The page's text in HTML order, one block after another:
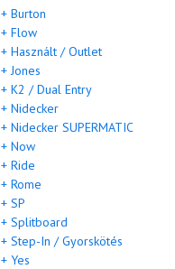
+ Burton
+ Flow
+ Használt / Outlet
+ Jones
+ K2 / Dual Entry
+ Nidecker
+ Nidecker SUPERMATIC
+ Now
+ Ride
+ Rome
+ SP
+ Splitboard
+ Step-In / Gyorskötés
+ Yes